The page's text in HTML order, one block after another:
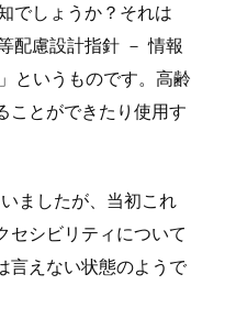
でしょうか？ それは
配慮設計指針 － 情報
というものです。高齢
ことができたり使用す
ましたが、当初これ
セシビリティについて
言えない状態のようで